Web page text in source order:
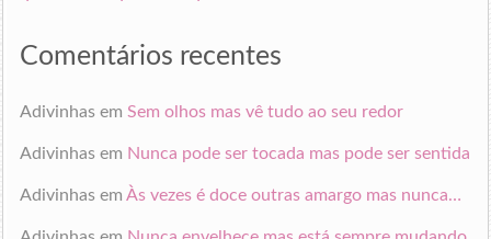
Comentários recentes
Adivinhasem Sem olhos mas vê tudo ao seu redor
Adivinhasem Nunca pode ser tocada mas pode ser sentida
Adivinhasem Às vezes é doce outras amargo mas nunca…